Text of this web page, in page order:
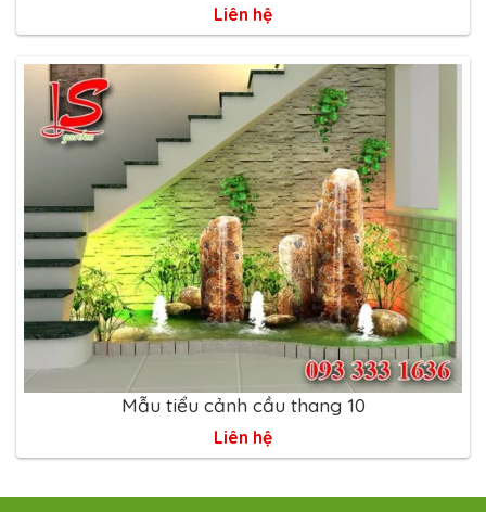
Liên hệ
Mẫu tiểu cảnh cầu thang 10
Liên hệ